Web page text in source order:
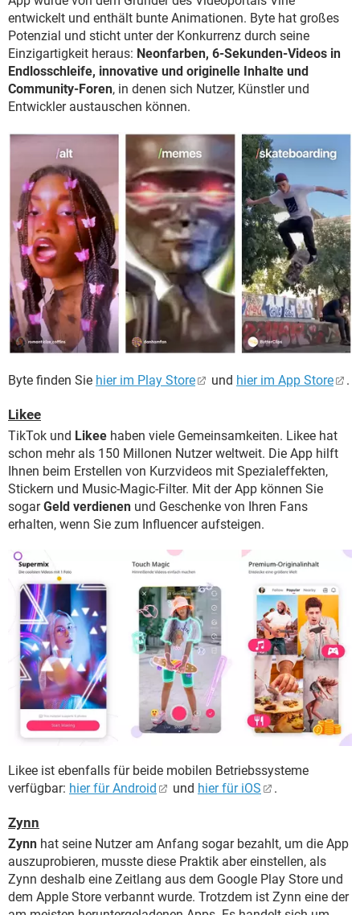
entwickelt und enthält bunte Animationen. Byte hat großes
Potenzial und sticht unter der Konkurrenz durch seine
Einzigartigkeit heraus: Neonfarben, 6-Sekunden-Videos in
Endlosschleife, innovative und originelle Inhalte und
Community-Foren, in denen sich Nutzer, Künstler und
Entwickler austauschen können.
Byte finden Sie hier im Play Store und hier im App Store .
Likee
TikTok und Likee haben viele Gemeinsamkeiten. Likee hat
schon mehr als 150 Millonen Nutzer weltweit. Die App hilft
Ihnen beim Erstellen von Kurzvideos mit Spezialeffekten,
Stickern und Music-Magic-Filter. Mit der App können Sie
sogarGeld verdienen und Geschenke von Ihren Fans
erhalten, wenn Sie zum Influencer aufsteigen.
Likee ist ebenfalls für beide mobilen Betriebssysteme
verfügbar: hier für Android und hier für iOS .
Zynn
Zynn hat seine Nutzer am Anfang sogar bezahlt, um die App
auszuprobieren, musste diese Praktik aber einstellen, als
Zynn deshalb eine Zeitlang aus dem Google Play Store und
dem Apple Store verbannt wurde. Trotzdem ist Zynn eine der